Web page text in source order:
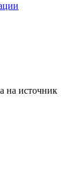
на источник